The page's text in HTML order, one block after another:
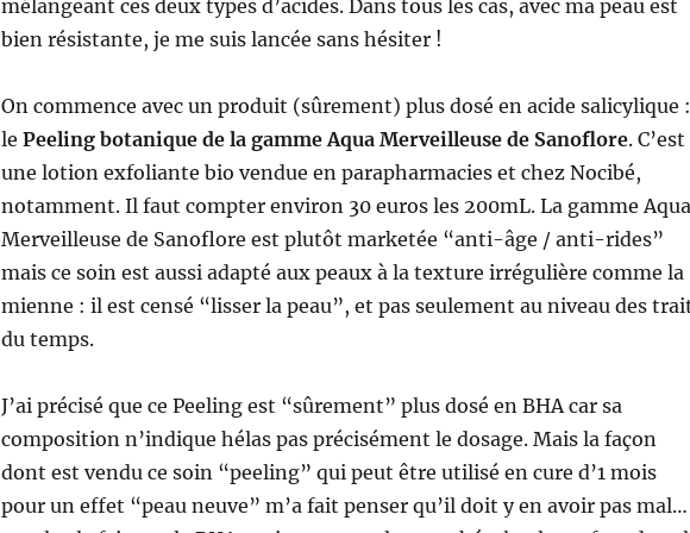
mélangeant ces deux types d’acides. Dans tous les cas, avec ma peau est
bien résistante, je me suis lancée sans hésiter !
On commence avec un produit (sûrement) plus dosé en acide salicylique :
le Peeling botanique de la gamme Aqua Merveilleuse de Sanoflore. C’est
une lotion exfoliante bio vendue en parapharmacies et chez Nocibé,
notamment. Il faut compter environ 30 euros les 200mL. La gamme Aqua
Merveilleuse de Sanoflore est plutôt marketée “anti-âge / anti-rides”
mais ce soin est aussi adapté aux peaux à la texture irrégulière comme la
mienne : il est censé “lisser la peau”, et pas seulement au niveau des
du temps.
J’ai précisé que ce Peeling est “sûrement” plus dosé en BHA car sa
composition n’indique hélas pas précisément le dosage. Mais la façon
dont est vendu ce soin “peeling” qui peut être utilisé en cure d’1 mois
pour un effet “peau neuve” m’a fait penser qu’il doit y en avoir pas mal…